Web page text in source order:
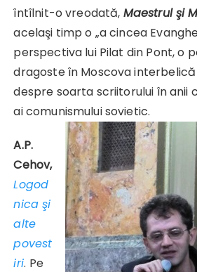
întîlnit-o vreodată, Maestrul şi
acelaşi timp o „a cincea
perspectiva lui Pilat din Pont, o
dragoste în Moscova
despre soarta scriitorului în anii
ai comunismului sovietic.
A.P.
Cehov,
Logod
nica şi
alte
povest
iri. Pe